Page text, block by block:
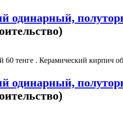
одинарный,
тенге . Керамический кирпич
одинарный,